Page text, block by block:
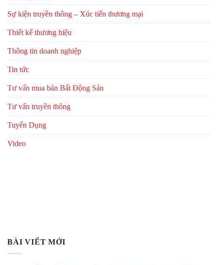
Sự kiện truyền thông – Xúc tiến thương mại
Thiết kế thương hiệu
Thông tin doanh nghiệp
Tin tức
Tư vấn mua bán Bất Động Sản
Tư vấn truyền thông
Tuyển Dụng
Video
BÀI VIẾT MỚI